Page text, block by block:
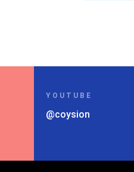
YOUTUBE
@coysion